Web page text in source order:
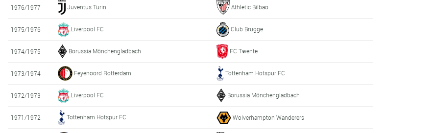
1976/1977 Juventus Turin Athletic Bilbao
1975/1976 Liverpool FC Club Brugge
1974/1975 Borussia Mönchengladbach FC Twente
1973/1974 Feyenoord Rotterdam Tottenham Hotspur FC
1972/1973 Liverpool FC Borussia Mönchengladbach
1971/1972 Tottenham Hotspur FC Wolverhampton Wanderers